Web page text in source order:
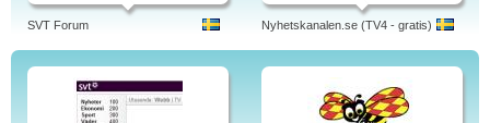
SVT Forum Nyhetskanalen.se (TV4 - gratis)